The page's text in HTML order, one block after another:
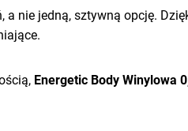
nie jedną, sztywną opcję.
Energetic Body Winylowa